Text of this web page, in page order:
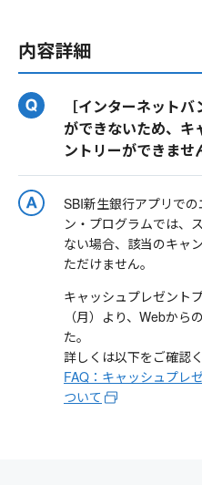
内容詳細
［インターネット
ができないため、キ
ントリーができませ
SBI新生銀行アプリで
ン・プログラムでは、
ない場合、該当のキャ
ただけません。
キャッシュプレゼント
（月）より、Webから
た。
詳しくは以下をご確認く
FAQ：キャッシュプレ
ついて